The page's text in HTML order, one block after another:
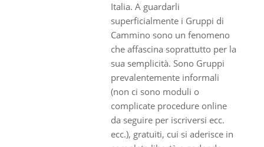
Italia. A guardarli
superficialmente i Gruppi di
Cammino sono un fenomeno
che affascina soprattutto per la
sua semplicità. Sono Gruppi
prevalentemente informali
(non ci sono moduli o
complicate procedure online
da seguire per iscriversi ecc.
ecc.), gratuiti, cui si aderisce in